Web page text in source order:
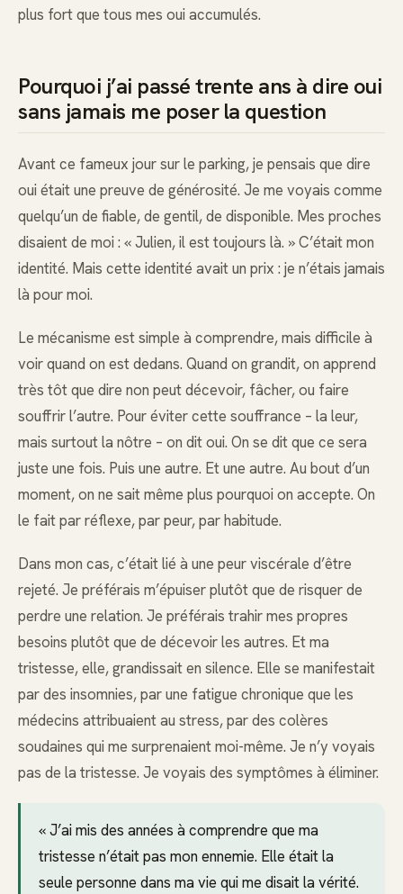
plus fort que tous mes oui accumulés.
Pourquoi j’ai passé trente ans à dire oui
sans jamais me poser la question
Avant ce fameux jour sur le parking, je pensais que dire
oui était une preuve de générosité. Je me voyais comme
quelqu’un de fiable, de gentil, de disponible. Mes proches
disaient de moi : « Julien, il est toujours là. » C’était mon
identité. Mais cette identité avait un prix : je n’étais jamais
là pour moi.
Le mécanisme est simple à comprendre, mais difficile à
voir quand on est dedans. Quand on grandit, on apprend
très tôt que dire non peut décevoir, fâcher, ou faire
souffrir l’autre. Pour éviter cette souffrance – la leur,
mais surtout la nôtre – on dit oui. On se dit que ce sera
juste une fois. Puis une autre. Et une autre. Au bout d’un
moment, on ne sait même plus pourquoi on accepte. On
le fait par réflexe, par peur, par habitude.
Dans mon cas, c’était lié à une peur viscérale d’être
rejeté. Je préférais m’épuiser plutôt que de risquer de
perdre une relation. Je préférais trahir mes propres
besoins plutôt que de décevoir les autres. Et ma
tristesse, elle, grandissait en silence. Elle se manifestait
par des insomnies, par une fatigue chronique que les
médecins attribuaient au stress, par des colères
soudaines qui me surprenaient moi-même. Je n’y voyais
pas de la tristesse. Je voyais des symptômes à éliminer.
« J’ai mis des années à comprendre que ma
tristesse n’était pas mon ennemie. Elle était la
seule personne dans ma vie qui me disait la vérité.